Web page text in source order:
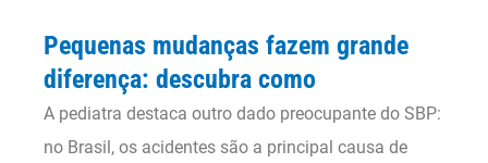
Pequenas mudanças fazem grande
diferença: descubra como
A pediatra destaca outro dado preocupante do SBP:
no Brasil, os acidentes são a principal causa de